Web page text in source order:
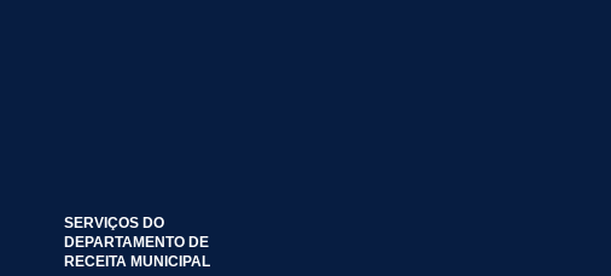
SERVIÇOS DO
DEPARTAMENTO DE
RECEITA MUNICIPAL